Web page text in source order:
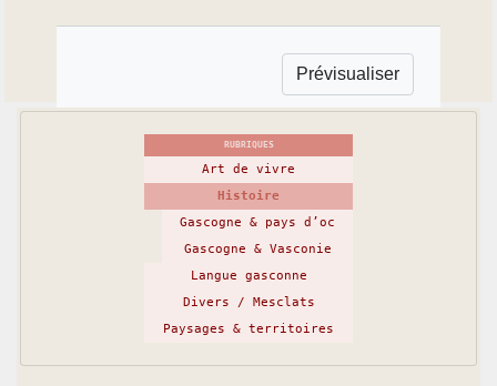
RUBRIQUES
Art de vivre
Histoire
Gascogne & pays d’oc
Gascogne & Vasconie
Langue gasconne
Divers / Mesclats
Paysages & territoires